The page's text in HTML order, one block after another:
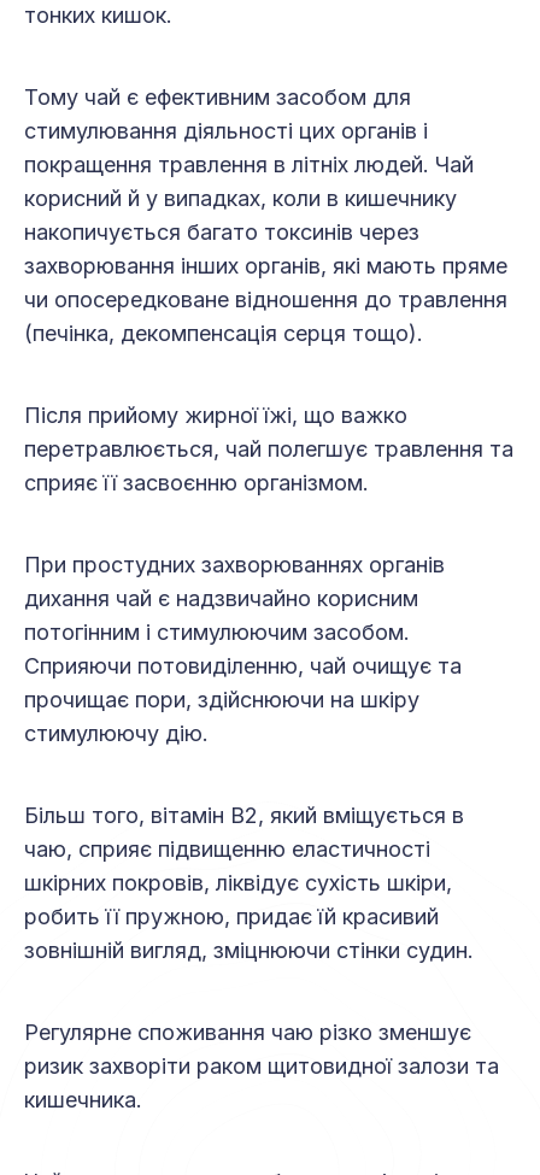
тонких кишок.
Тому чай є ефективним засобом для
стимулювання діяльності цих органів і
покращення травлення в літніх людей. Чай
корисний й у випадках, коли в кишечнику
накопичується багато токсинів через
захворювання інших органів, які мають пряме
чи опосередковане відношення до травлення
(печінка, декомпенсація серця тощо).
Після прийому жирної їжі, що важко
перетравлюється, чай полегшує травлення та
сприяє її засвоєнню організмом.
При простудних захворюваннях органів
дихання чай є надзвичайно корисним
потогінним і стимулюючим засобом.
Сприяючи потовиділенню, чай очищує та
прочищає пори, здійснюючи на шкіру
стимулюючу дію.
Більш того, вітамін В2, який вміщується в
чаю, сприяє підвищенню еластичності
шкірних покровів, ліквідує сухість шкіри,
робить її пружною, придає їй красивий
зовнішній вигляд, зміцнюючи стінки судин.
Регулярне споживання чаю різко зменшує
ризик захворіти раком щитовидної залози та
кишечника.